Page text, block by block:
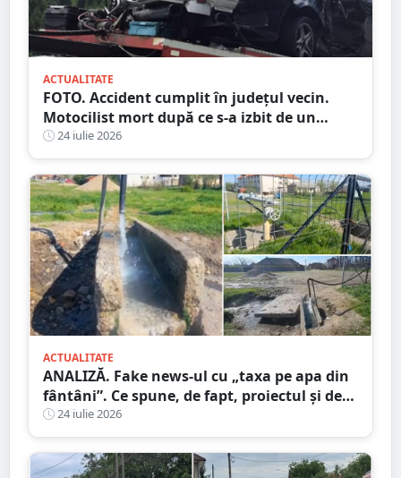
ACTUALITATE
FOTO. Accident cumplit în județul vecin.
Motocilist mort după ce s-a izbit de un
copac și un microbuz
24 iulie 2026
ACTUALITATE
ANALIZĂ. Fake news-ul cu „taxa pe apa din
fântâni”. Ce spune, de fapt, proiectul și de
unde a pornit dezinformarea
24 iulie 2026